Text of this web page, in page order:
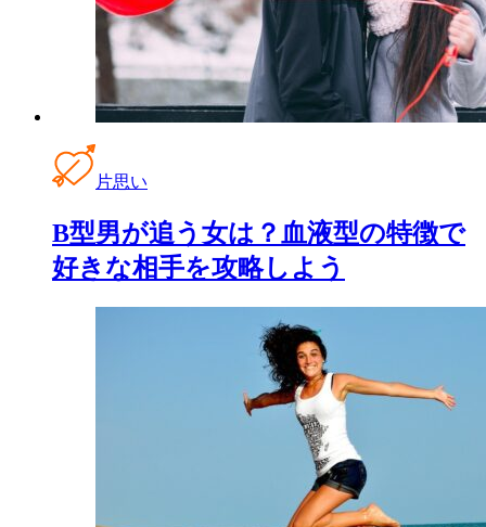
片思い
B型男が追う女は？血液型の特徴で
好きな相手を攻略しよう